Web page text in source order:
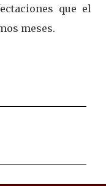
que el
meses.